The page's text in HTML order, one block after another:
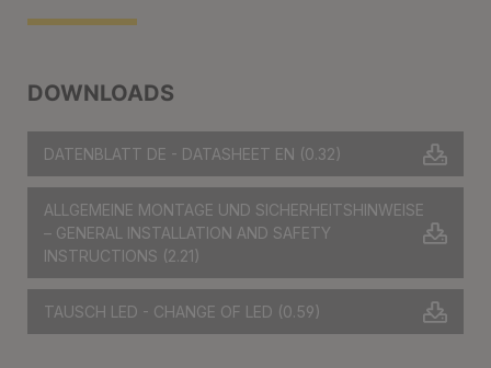
DOWNLOADS
DATENBLATT DE - DATASHEET EN (0.32)
ALLGEMEINE MONTAGE UND SICHERHEITSHINWEISE
– GENERAL INSTALLATION AND SAFETY
INSTRUCTIONS (2.21)
TAUSCH LED - CHANGE OF LED (0.59)